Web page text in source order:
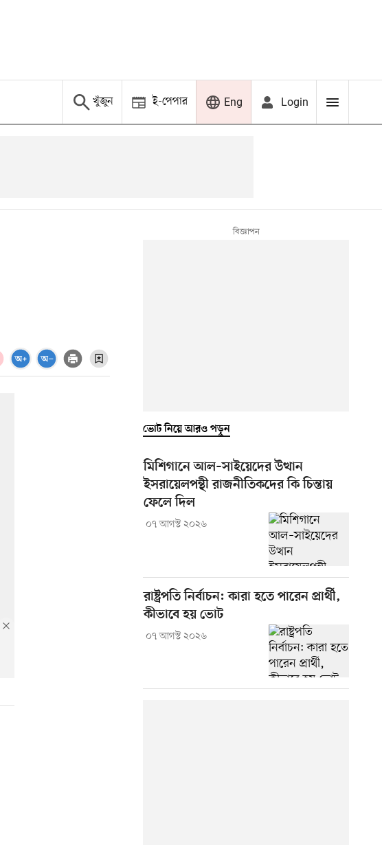
খুঁজুন ই-পেপার Eng Login
ভোট নিয়ে আরও পড়ুন
মিশিগানে আল–সাইয়েদের উত্থান
ইসরায়েলপন্থী রাজনীতিকদের কি চিন্তায়
ফেলে দিল
০৭ আগস্ট ২০২৬
রাষ্ট্রপতি নির্বাচন: কারা হতে পারেন প্রার্থী,
কীভাবে হয় ভোট
০৭ আগস্ট ২০২৬